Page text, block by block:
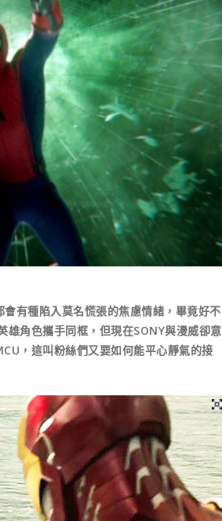
有種陷入莫名慌張的焦慮情緒，畢竟好不
角色攜手同框，但現在SONY與漫威卻意
，這叫粉絲們又要如何能平心靜氣的接